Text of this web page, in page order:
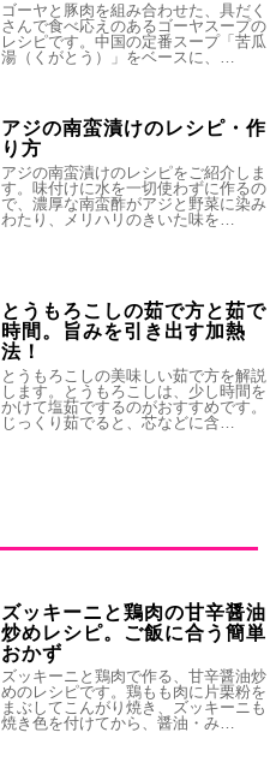
ゴーヤと豚肉を組み合わせた、具だく
さんで食べ応えのあるゴーヤスープの
レシピです。中国の定番スープ「苦瓜
湯（くがとう）」をベースに、…
アジの南蛮漬けのレシピ・作
り方
アジの南蛮漬けのレシピをご紹介しま
す。味付けに水を一切使わずに作るの
で、濃厚な南蛮酢がアジと野菜に染み
わたり、メリハリのきいた味を…
とうもろこしの茹で方と茹で
時間。旨みを引き出す加熱
法！
とうもろこしの美味しい茹で方を解説
します。とうもろこしは、少し時間を
かけて塩茹でするのがおすすめです。
じっくり茹でると、芯などに含…
ズッキーニと鶏肉の甘辛醤油
炒めレシピ。ご飯に合う簡単
おかず
ズッキーニと鶏肉で作る、甘辛醤油炒
めのレシピです。鶏もも肉に片栗粉を
まぶしてこんがり焼き、ズッキーニも
焼き色を付けてから、醤油・み…